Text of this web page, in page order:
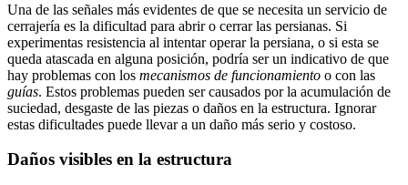
Una de las señales más evidentes de que se necesita un servicio de
cerrajería es la dificultad para abrir o cerrar las persianas. Si
experimentas resistencia al intentar operar la persiana, o si esta se
queda atascada en alguna posición, podría ser un indicativo de que
hay problemas con los mecanismos de funcionamiento o con las
guías. Estos problemas pueden ser causados por la acumulación de
suciedad, desgaste de las piezas o daños en la estructura. Ignorar
estas dificultades puede llevar a un daño más serio y costoso.
Daños visibles en la estructura